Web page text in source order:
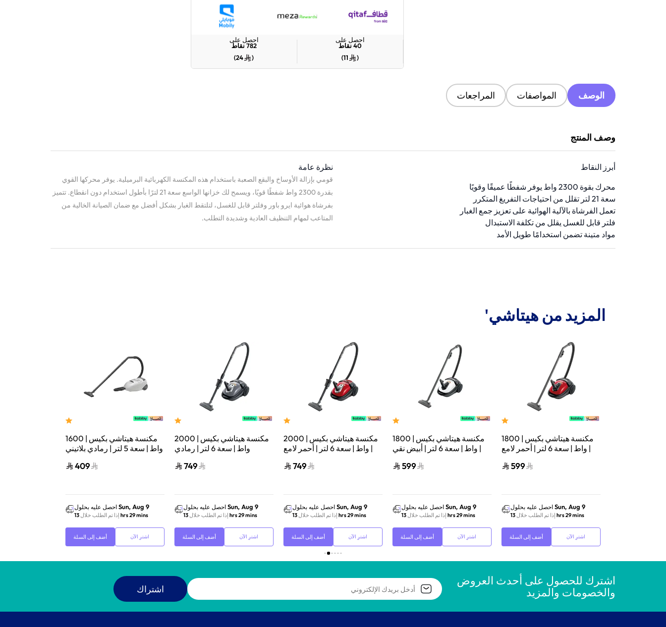
احصل على
40نقاط
(
11
)
احصل على
782نقاط
(
24
)
الوصف المواصفات المراجعات
وصف المنتج
أبرز النقاط
محرك بقوة 2300 واط يوفر شفطًا عميقًا وقويًا
سعة 21 لتر تقلل من احتياجات التفريغ المتكرر
تعمل الفرشاة بالآلية الهوائية على تعزيز جمع الغبار
فلتر قابل للغسل يقلل من تكلفة الاستبدال
مواد متينة تضمن استخدامًا طويل الأمد
نظرة عامة
قومي بإزالة الأوساخ والبقع الصعبة باستخدام هذه المكنسة الكهربائية البرميلية. يوفر محركها القوي
بقدرة 2300 واط شفطًا قويًا، ويسمح لك خزانها الواسع سعة 21 لترًا بأطول استخدام دون انقطاع. تتميز
بفرشاة هوائية ايرو باور وفلتر قابل للغسل، لتلتقط الغبار بشكل أفضل مع ضمان الصيانة الخالية من
المتاعب لمهام التنظيف العادية وشديدة التطلب.
المزيد من هيتاشي'
مكنسة هيتاشي بكيس | 1600
واط | سعة 5 لتر | رمادي بلاتيني
409
احصل عليه بحلول Sun, Aug 9
إذا تم الطلب خلال 13 hrs 29 mins
أضف إلى السلة اشترِ الآن
مكنسة هيتاشي بكيس | 2000
واط | سعة 6 لتر | رمادي
749
احصل عليه بحلول Sun, Aug 9
إذا تم الطلب خلال 13 hrs 29 mins
أضف إلى السلة اشترِ الآن
مكنسة هيتاشي بكيس | 2000
واط | سعة 6 لتر | أحمر لامع |
749
احصل عليه بحلول Sun, Aug 9
إذا تم الطلب خلال 13 hrs 29 mins
أضف إلى السلة اشترِ الآن
مكنسة هيتاشي بكيس | 1800
واط | سعة 6 لتر | أبيض نقي |
599
احصل عليه بحلول Sun, Aug 9
إذا تم الطلب خلال 13 hrs 29 mins
أضف إلى السلة اشترِ الآن
مكنسة هيتاشي بكيس | 1800
واط | سعة 6 لتر | أحمر لامع |
599
احصل عليه بحلول Sun, Aug 9
إذا تم الطلب خلال 13 hrs 29 mins
أضف إلى السلة اشترِ الآن
اشترك للحصول على أحدث العروض
والخصومات والمزيد
اشتراك